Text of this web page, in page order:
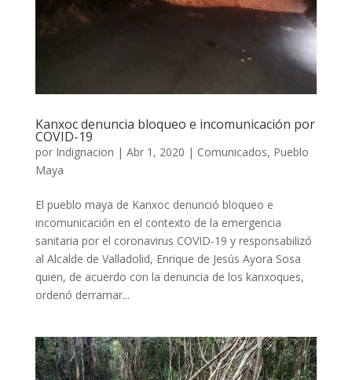
Kanxoc denuncia bloqueo e incomunicación por
COVID-19
por Indignacion | Abr 1, 2020 | Comunicados, Pueblo
Maya
El pueblo maya de Kanxoc denunció bloqueo e
incomunicación en el contexto de la emergencia
sanitaria por el coronavirus COVID-19 y responsabilizó
al Alcalde de Valladolid, Enrique de Jesús Ayora Sosa
quien, de acuerdo con la denuncia de los kanxoques,
ordenó derramar...